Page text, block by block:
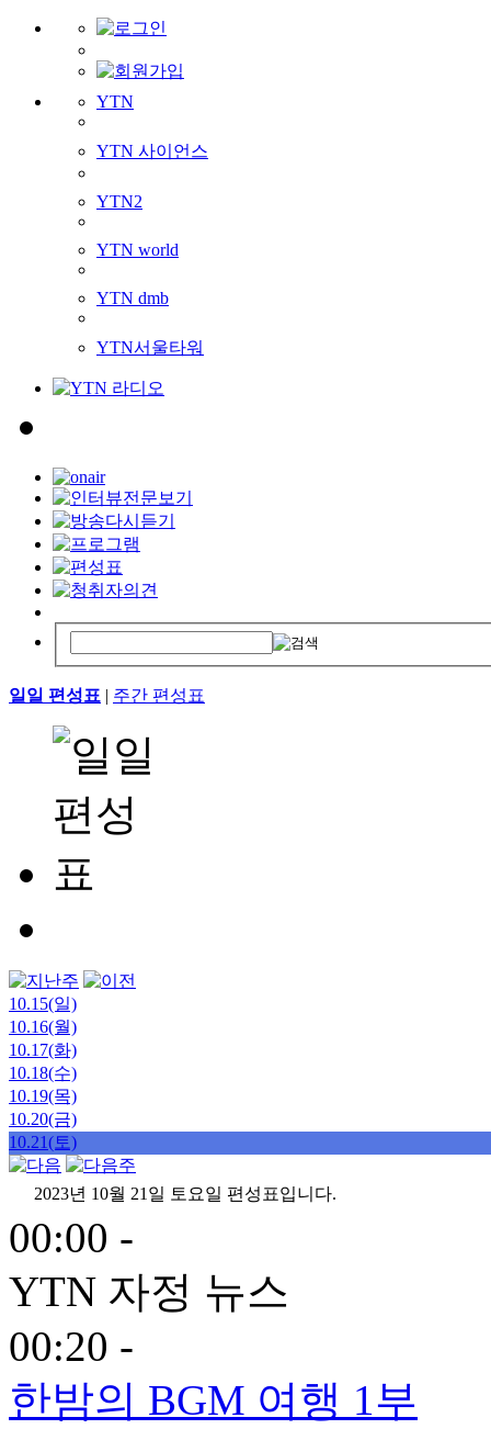
YTN
YTN 사이언스
YTN2
YTN world
YTN dmb
YTN서울타워
일일 편성표 | 주간 편성표
10.15(일)
10.16(월)
10.17(화)
10.18(수)
10.19(목)
10.20(금)
10.21(토)
2023년 10월 21일 토요일 편성표입니다.
00:00 -
YTN 자정 뉴스
00:20 -
한밤의 BGM 여행 1부